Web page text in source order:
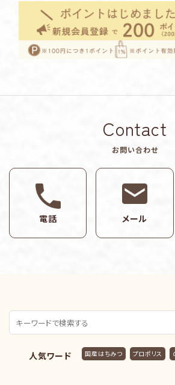
Contact
お問い合わせ
電話 メール
人気ワード 国産はちみつ プロポリス